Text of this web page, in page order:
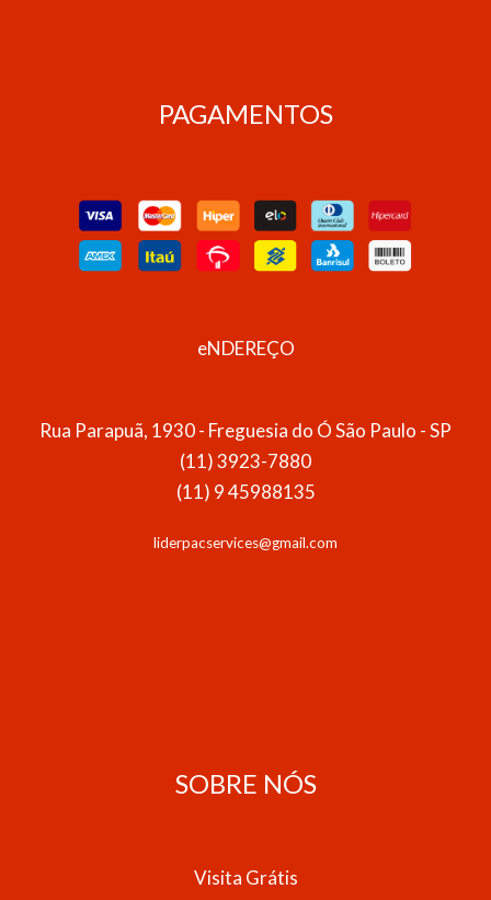
PAGAMENTOS
eNDEREÇO
Rua Parapuã, 1930 - Freguesia do Ó São Paulo - SP
(11) 3923-7880
(11) 9 45988135
liderpacservices@gmail.com
SOBRE NÓS
Visita Grátis